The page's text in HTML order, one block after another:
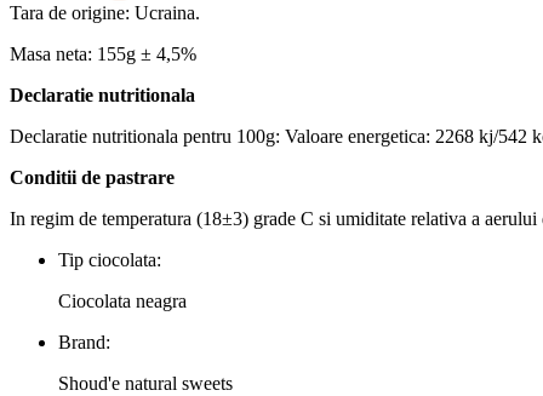
Tara de origine: Ucraina.
Masa neta: 155g ± 4,5%
Declaratie nutritionala
Declaratie nutritionala pentru 100g: Valoare energetica: 2268 kj/542
Conditii de pastrare
In regim de temperatura (18±3) grade С si umiditate relativa a
Tip ciocolata:
Ciocolata neagra
Brand:
Shoud'e natural sweets